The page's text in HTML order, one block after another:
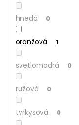
hnedá 0
oranžová 1
svetlomodrá 0
ružová 0
tyrkysová 0